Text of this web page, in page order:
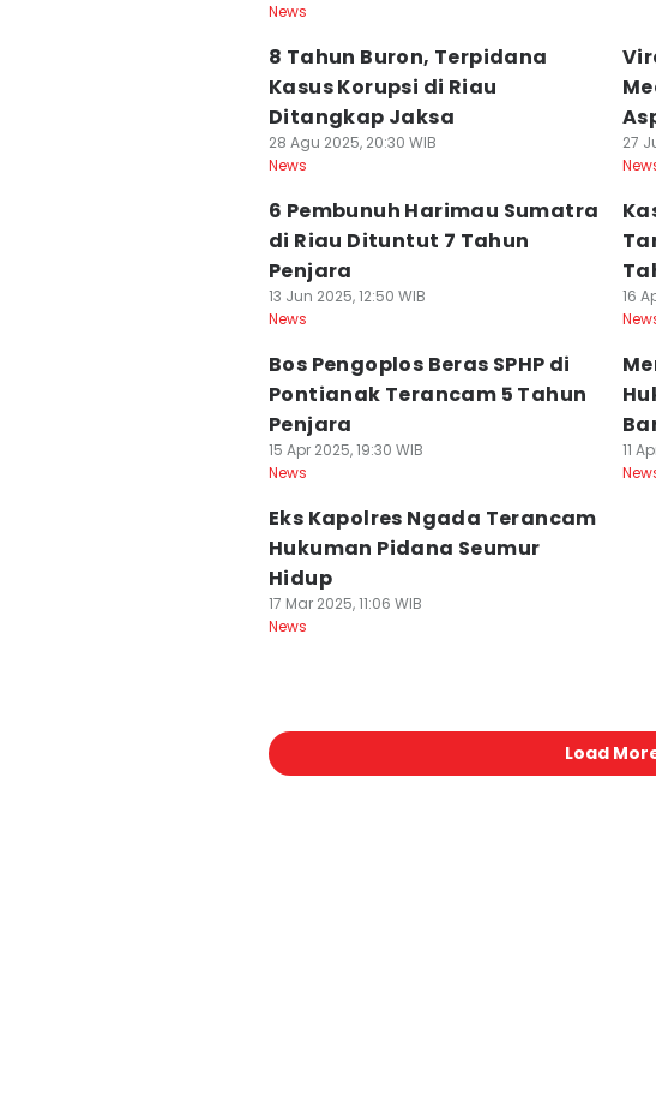
News
8 Tahun Buron, Terpidana
Kasus Korupsi di Riau
Ditangkap Jaksa
28 Agu 2025, 20:30 WIB
News
27
6 Pembunuh Harimau Sumatra
di Riau Dituntut 7 Tahun
Penjara
13 Jun 2025, 12:50 WIB
News
16
Bos Pengoplos Beras SPHP di
Pontianak Terancam 5 Tahun
Penjara
15 Apr 2025, 19:30 WIB
News
11
Eks Kapolres Ngada Terancam
Hukuman Pidana Seumur
Hidup
17 Mar 2025, 11:06 WIB
News
Load